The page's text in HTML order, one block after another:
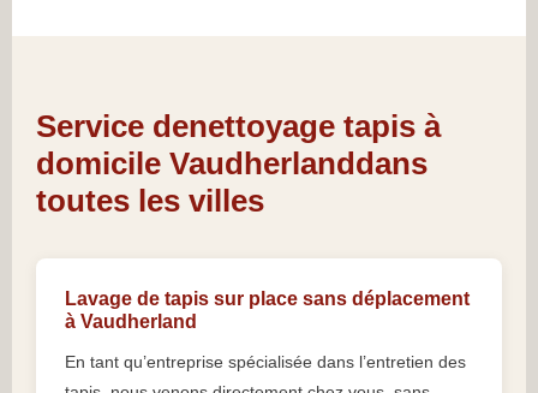
Service denettoyage tapis à
domicile Vaudherlanddans
toutes les villes
Lavage de tapis sur place sans déplacement
à Vaudherland
En tant qu’entreprise spécialisée dans l’entretien des